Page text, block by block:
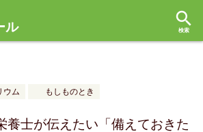
ル search
ウム もしものとき
養士が伝えたい「備えておきた